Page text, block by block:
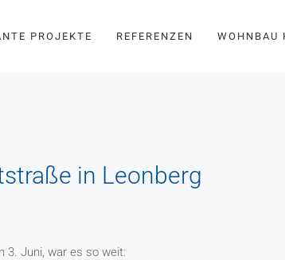
PROJEKTE REFERENZEN WOHNBAU
in Leonberg
3. Juni, war es so weit: